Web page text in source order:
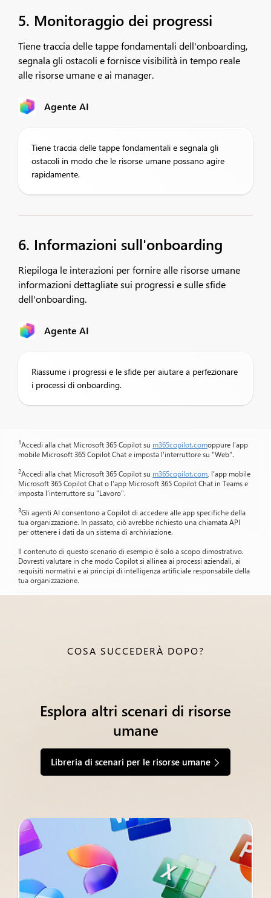
5. Monitoraggio dei progressi
Tiene traccia delle tappe fondamentali dell'onboarding,
segnala gli ostacoli e fornisce visibilità in tempo reale
alle risorse umane e ai manager.
Agente AI
Tiene traccia delle tappe fondamentali e segnala gli
ostacoli in modo che le risorse umane possano agire
rapidamente.
6. Informazioni sull'onboarding
Riepiloga le interazioni per fornire alle risorse umane
informazioni dettagliate sui progressi e sulle sfide
dell'onboarding.
Agente AI
Riassume i progressi e le sfide per aiutare a perfezionare
i processi di onboarding.
1Accedi alla chat Microsoft 365 Copilot su m365copilot.comoppure l'app
mobile Microsoft 365 Copilot Chat e imposta l'interruttore su "Web".
2Accedi alla chat Microsoft 365 Copilot su m365copilot.com , l'app mobile
Microsoft 365 Copilot Chat o l'app Microsoft 365 Copilot Chat in Teams e
imposta l'interruttore su "Lavoro".
3Gli agenti AI consentono a Copilot di accedere alle app specifiche della
tua organizzazione. In passato, ciò avrebbe richiesto una chiamata API
per ottenere i dati da un sistema di archiviazione.
Il contenuto di questo scenario di esempio è solo a scopo dimostrativo.
Dovresti valutare in che modo Copilot si allinea ai processi aziendali, ai
requisiti normativi e ai principi di intelligenza artificiale responsabile della
tua organizzazione.
COSA SUCCEDERÀ DOPO?
Esplora altri scenari di risorse
umane
Libreria di scenari per le risorse umane